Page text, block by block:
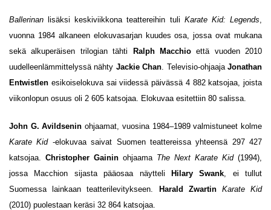
Ballerinan lisäksi keskiviikkona teattereihin tuli Karate Kid: Legends
vuonna 1984 alkaneen elokuvasarjan kuudes osa, jossa ovat mukana
sekä alkuperäisen trilogian tähti
Ralph Macchioettä vuoden 2010
uudelleenlämmittelyssä nähty Jackie Chan . Televisio-ohjaajaJonathan
Entwistlen esikoiselokuva sai viidessä päivässä 4 882 katsojaa, joista
viikonlopun osuus oli 2 605 katsojaa. Elokuvaa esitettiin 80 salissa.
John G. Avildsenin ohjaamat, vuosina 1984–1989 valmistuneet kolme
Karate Kid-elokuvaa saivat Suomen teattereissa yhteensä 297 427
katsojaa. Christopher Gainin ohjaama The Next Karate Kid(1994),
jossa Macchion sijasta pääosaa näytteli
Hilary Swank , ei tullut
Suomessa lainkaan teatterilevitykseen.
Harald Zwartin
Karate Kid
(2010) puolestaan keräsi 32 864 katsojaa.